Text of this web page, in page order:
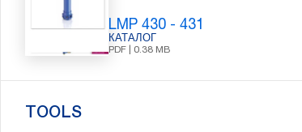
LMP 430 - 431
КАТАЛОГ
PDF | 0.38 MB
TOOLS